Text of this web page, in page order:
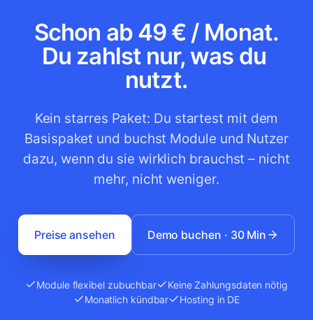
Schon ab 49 € / Monat.
Du zahlst nur, was du
nutzt.
Kein starres Paket: Du startest mit dem
Basispaket und buchst Module und Nutzer
dazu, wenn du sie wirklich brauchst – nicht
mehr, nicht weniger.
Preise ansehen Demo buchen · 30 Min
Module flexibel zubuchbar
Keine Zahlungsdaten nötig
Monatlich kündbar
Hosting in DE